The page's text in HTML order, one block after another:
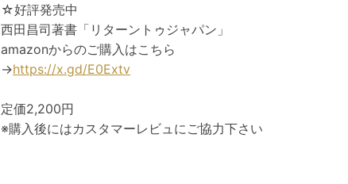
☆好評発売中
西田昌司著書「リターントゥジャパン」
amazonからのご購入はこちら
→https://x.gd/E0Extv
定価2,200円
※購入後にはカスタマーレビュにご協力下さい